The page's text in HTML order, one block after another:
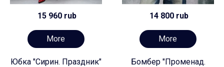
15 960 rub
More
Юбка "Сирин. Праздник"
14 800 rub
More
Бомбер "Променад.